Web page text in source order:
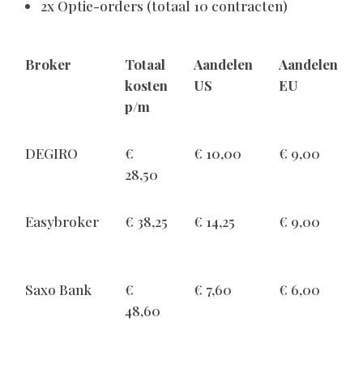
2x Optie-orders (totaal 10 contracten)
Broker
Totaal
kosten
p/m
Aandelen
US
Aandelen
EU
DEGIRO
€
28,50
€ 10,00 € 9,00
Easybroker € 38,25 € 14,25 € 9,00
Saxo Bank
€
48,60
€ 7,60 € 6,00